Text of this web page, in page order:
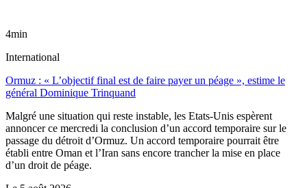
4min
International
Ormuz : « L’objectif final est de faire payer un péage », estime le
général Dominique Trinquand
Malgré une situation qui reste instable, les Etats-Unis espèrent
annoncer ce mercredi la conclusion d’un accord temporaire sur le
passage du détroit d’Ormuz. Un accord temporaire pourrait être
établi entre Oman et l’Iran sans encore trancher la mise en place
d’un droit de péage.